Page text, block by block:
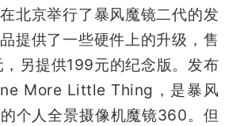
北京举行了暴风魔镜二代的发
提供了一些硬件上的升级，售
另提供199元的纪念版。发布
More Little Thing，是暴风
个人全景摄像机魔镜360。但